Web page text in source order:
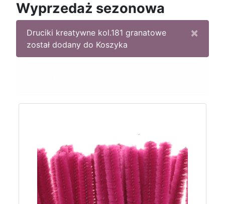
Wyprzedaż sezonowa
×
Druciki kreatywne kol.181 granatowe
został dodany do Koszyka